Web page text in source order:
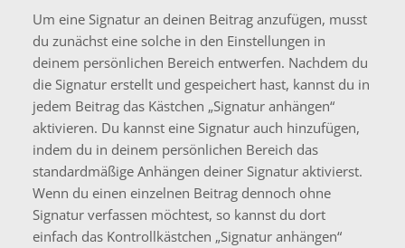
Um eine Signatur an deinen Beitrag anzufügen, musst
du zunächst eine solche in den Einstellungen in
deinem persönlichen Bereich entwerfen. Nachdem du
die Signatur erstellt und gespeichert hast, kannst du in
jedem Beitrag das Kästchen „Signatur anhängen“
aktivieren. Du kannst eine Signatur auch hinzufügen,
indem du in deinem persönlichen Bereich das
standardmäßige Anhängen deiner Signatur aktivierst.
Wenn du einen einzelnen Beitrag dennoch ohne
Signatur verfassen möchtest, so kannst du dort
einfach das Kontrollkästchen „Signatur anhängen“